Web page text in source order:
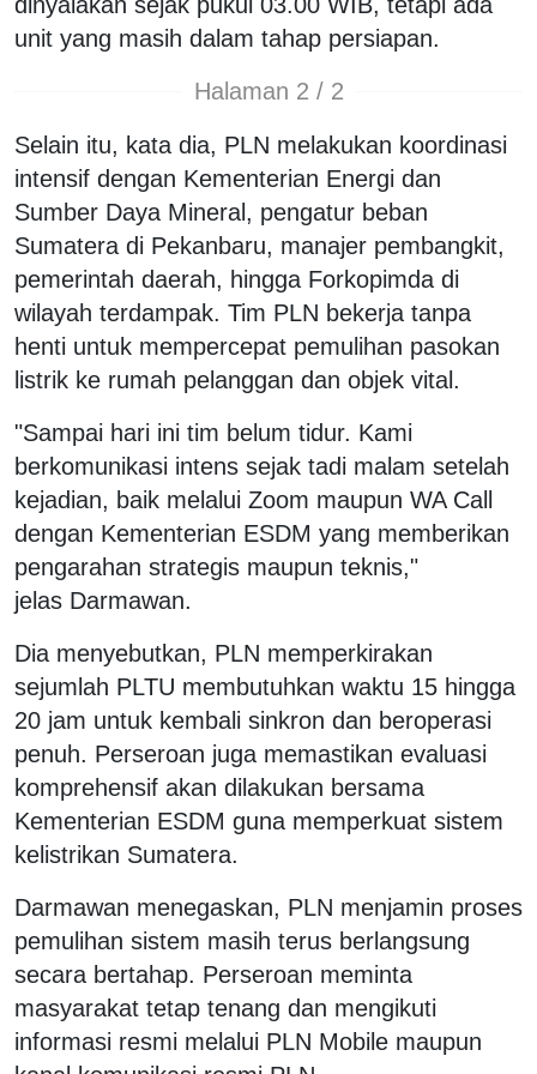
unit yang masih dalam tahap persiapan.
Halaman 2 / 2
Selain itu, kata dia, PLN melakukan koordinasi
intensif dengan Kementerian Energi dan
Sumber Daya Mineral, pengatur beban
Sumatera di Pekanbaru, manajer pembangkit,
pemerintah daerah, hingga Forkopimda di
wilayah terdampak. Tim PLN bekerja tanpa
henti untuk mempercepat pemulihan pasokan
listrik ke rumah pelanggan dan objek vital.
"Sampai hari ini tim belum tidur. Kami
berkomunikasi intens sejak tadi malam setelah
kejadian, baik melalui Zoom maupun WA Call
dengan Kementerian ESDM yang memberikan
pengarahan strategis maupun teknis,"
jelas Darmawan.
Dia menyebutkan, PLN memperkirakan
sejumlah PLTU membutuhkan waktu 15 hingga
20 jam untuk kembali sinkron dan beroperasi
penuh. Perseroan juga memastikan evaluasi
komprehensif akan dilakukan bersama
Kementerian ESDM guna memperkuat sistem
kelistrikan Sumatera.
Darmawan menegaskan, PLN menjamin proses
pemulihan sistem masih terus berlangsung
secara bertahap. Perseroan meminta
masyarakat tetap tenang dan mengikuti
informasi resmi melalui PLN Mobile maupun